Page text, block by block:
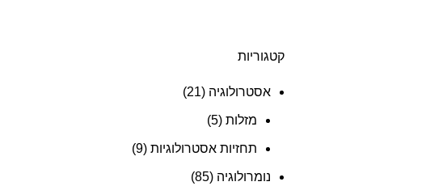
קטגוריות
אסטרולוגיה (21)
מזלות (5)
תחזיות אסטרולוגיות (9)
נומרולוגיה (85)